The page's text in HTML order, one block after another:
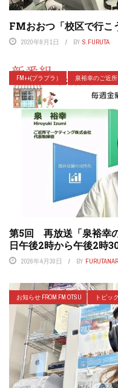
FMおおつ「校区で行こ
2020年8月1日 BY S.FURUTA
FM++(プラプラ） 泉裕幸のご近
第5回 再放送「泉裕幸
日午後2時から午後2時
2026年4月30日 BY
お知らせ FROM FM OTSU トピッ